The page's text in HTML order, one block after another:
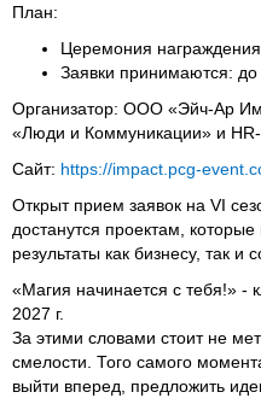
План:
Церемония
Заявки принимаются: до
Организатор: ООО «Эйч-Ар
«Люди и Коммуникации» и HR-
Сайт: https://impact.pcg-
Открыт прием заявок на VI
достанутся проектам,
результаты как бизнесу, так и
«Магия начинается с тебя!» -
2027 г.
За этими словами стоит не
смелости. Того самого
выйти вперед, предложить